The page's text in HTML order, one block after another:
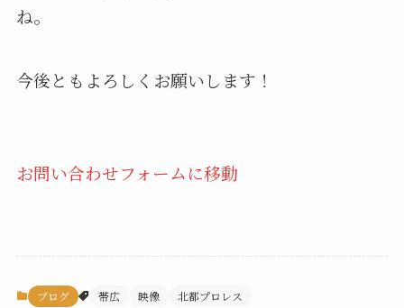
ね。
今後ともよろしくお願いします！
お問い合わせフォームに移動
ブログ 帯広 映像 北都プロレス